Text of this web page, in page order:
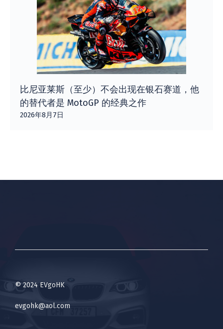
比尼亚莱斯（至少）不会出现在银石赛道，他
的替代者是 MotoGP 的经典之作
2026年8月7日
© 2024 EVgoHK
evgohk@aol.com